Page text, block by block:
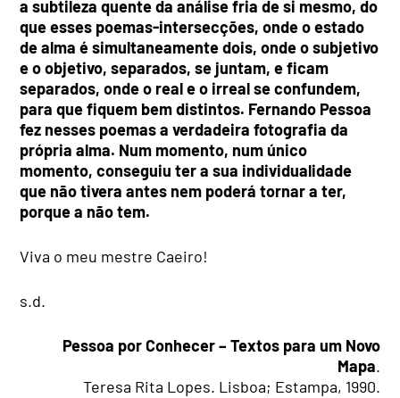
a subtileza quente da análise fria de si mesmo, do
que esses poemas-intersecções, onde o estado
de alma é simultaneamente dois, onde o subjetivo
e o objetivo, separados, se juntam, e ficam
separados, onde o real e o irreal se confundem,
para que fiquem bem distintos. Fernando Pessoa
fez nesses poemas a verdadeira fotografia da
própria alma. Num momento, num único
momento, conseguiu ter a sua individualidade
que não tivera antes nem poderá tornar a ter,
porque a não tem.
Viva o meu mestre Caeiro!
Pessoa por Conhecer – Textos para um Novo
Mapa.
Teresa Rita Lopes. Lisboa; Estampa, 1990.